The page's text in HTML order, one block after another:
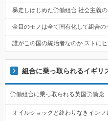
暴走しはじめた労働組合 社会主義
金目のモノは全て国有化して組合の
誰がこの国の統治者なのか ストに
組合に乗っ取られるイギリ
労働組合に乗っ取られる英国労働党
オイルショックと終わりなきインフ